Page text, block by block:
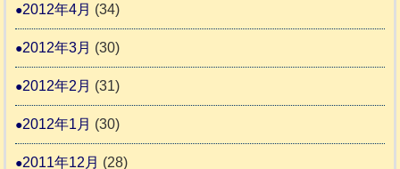
2012年4月 (34)
2012年3月 (30)
2012年2月 (31)
2012年1月 (30)
2011年12月 (28)